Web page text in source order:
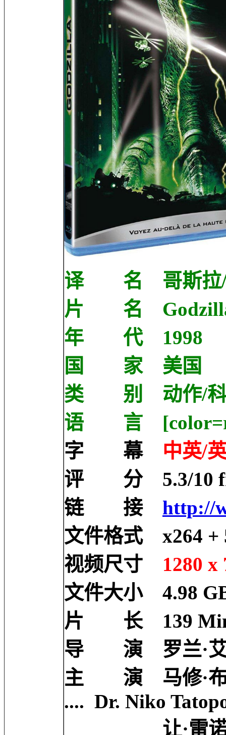
译 名 哥斯拉/
片 名
年 代 1998
国 家 美国
类 别 动作/科
语 言
字 幕 中英/
评 分 5.3/10
链 接 http://
文件格式 x264 +
视频尺寸 1280 x
文件大小 4.98
片 长 139
导 演 罗兰·艾
主 演 马修·布
.... Dr. Niko
让·雷诺